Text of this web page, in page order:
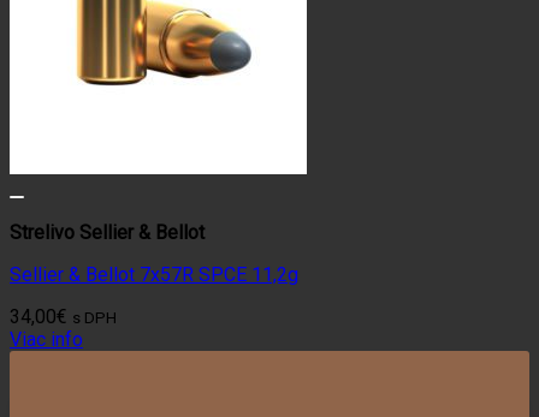
Strelivo Sellier & Bellot
Sellier & Bellot 7x57R SPCE 11,2g
34,00€ s DPH
Viac info